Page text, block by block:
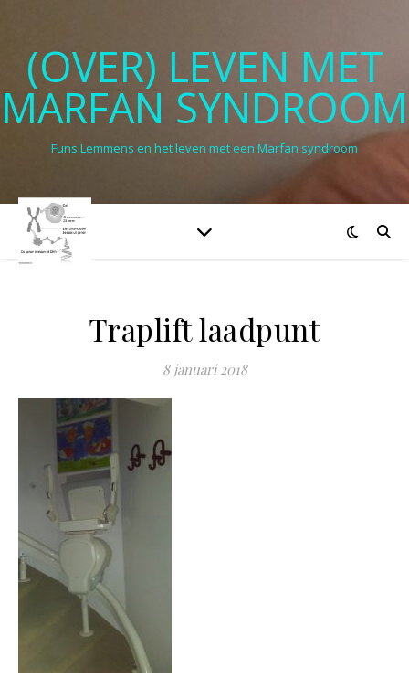
(OVER) LEVEN MET
MARFAN SYNDROOM
Funs Lemmens en het leven met een Marfan syndroom
Traplift laadpunt
8 januari 2018